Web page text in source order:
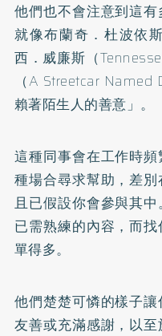
他們也不會注意到這有
就像布蘭奇．杜波依
西．威廉斯（
（A Streetcar
賴著陌生人的善意」。
這種同事會在工作時
種場合尋求幫助，差
且已假設你會參與其
已需熟練的內容，而
單得多。
他們楚楚可憐的樣子
友善或充滿感謝，以